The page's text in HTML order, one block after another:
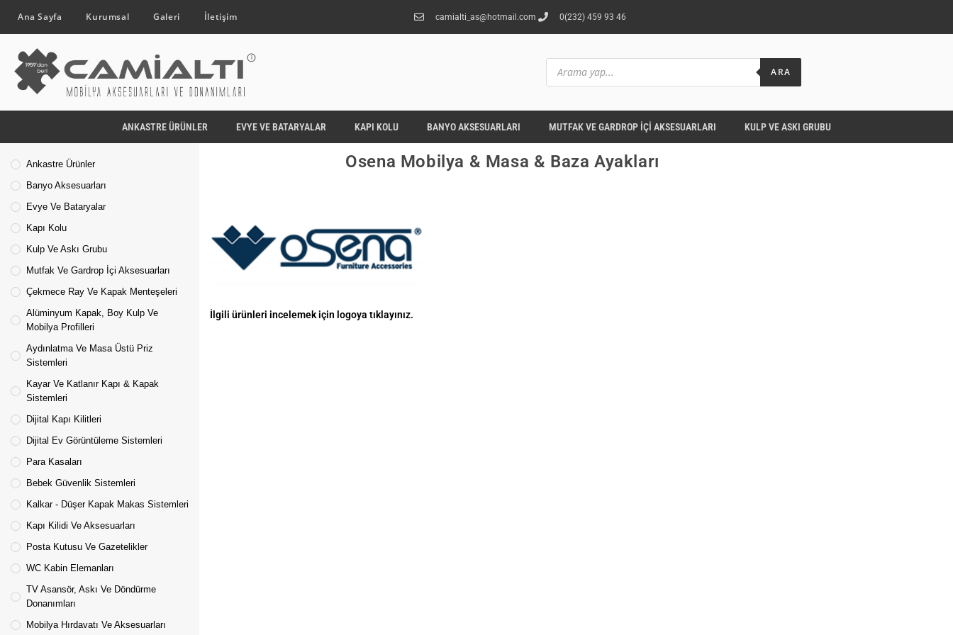
Ana Sayfa Kurumsal Galeri İletişim camialti_as@hotmail.com 0(232) 459 93 46
ARA
ANKASTRE ÜRÜNLER EVYE VE BATARYALAR KAPI KOLU BANYO AKSESUARLARI MUTFAK VE GARDROP İÇI AKSESUARLARI KULP VE ASKI GRUBU
Ankastre Ürünler
Banyo Aksesuarları
Evye Ve Bataryalar
Kapı Kolu
Kulp Ve Askı Grubu
Mutfak Ve Gardrop İçi Aksesuarları
Çekmece Ray Ve Kapak Menteşeleri
Alüminyum Kapak, Boy Kulp Ve
Mobilya Profilleri
Aydınlatma Ve Masa Üstü Priz
Sistemleri
Kayar Ve Katlanır Kapı & Kapak
Sistemleri
Dijital Kapı Kilitleri
Dijital Ev Görüntüleme Sistemleri
Para Kasaları
Bebek Güvenlik Sistemleri
Kalkar - Düşer Kapak Makas Sistemleri
Kapı Kilidi Ve Aksesuarları
Posta Kutusu Ve Gazetelikler
WC Kabin Elemanları
TV Asansör, Askı Ve Döndürme
Donanımları
Mobilya Hırdavatı Ve Aksesuarları
Osena Mobilya & Masa & Baza Ayakları
İlgili ürünleri incelemek için logoya tıklayınız.